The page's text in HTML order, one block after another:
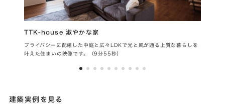
TTK-house 淑やかな家
プライバシーに配慮した中庭と広々LDKで光と風が通る上質な暮らしを
叶えた住まいの映像です。（9分55秒）
建築実例を見る